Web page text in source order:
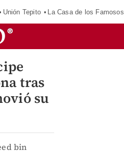
Unión Tepito La Casa de los Famosos
tras
su
bin